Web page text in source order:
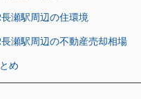
瀬駅周辺の住環境
瀬駅周辺の不動産売却相場
め